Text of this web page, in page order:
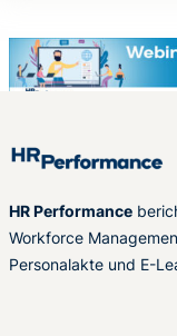
HR Performance
Workforce
Personalakte und E-